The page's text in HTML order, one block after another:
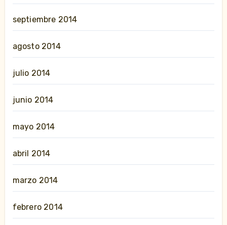
septiembre 2014
agosto 2014
julio 2014
junio 2014
mayo 2014
abril 2014
marzo 2014
febrero 2014